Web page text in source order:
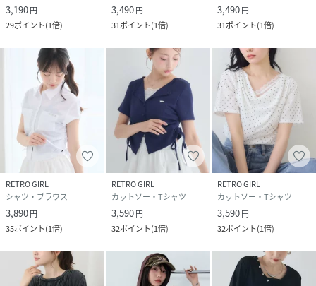
3,190円
29ポイント(1倍)
3,490円
31ポイント(1倍)
3,490円
31ポイント(1倍)
RETRO GIRL
シャツ・ブラウス
3,890円
35ポイント(1倍)
RETRO GIRL
カットソー・Tシャツ
3,590円
32ポイント(1倍)
RETRO GIRL
カットソー・Tシャツ
3,590円
32ポイント(1倍)